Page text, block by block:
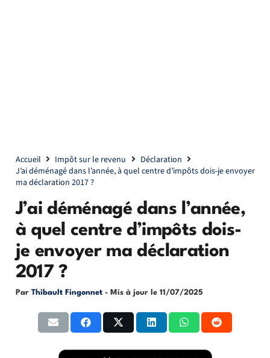
Accueil Impôt sur le revenu
Déclaration
J’ai déménagé dans l’année, à quel centre d’impôts dois-je envoyer
ma déclaration 2017 ?
J’ai déménagé dans l’année,
à quel centre d’impôts dois-
je envoyer ma déclaration
2017 ?
Par Thibault Fingonnet - Mis à jour le 11/07/2025